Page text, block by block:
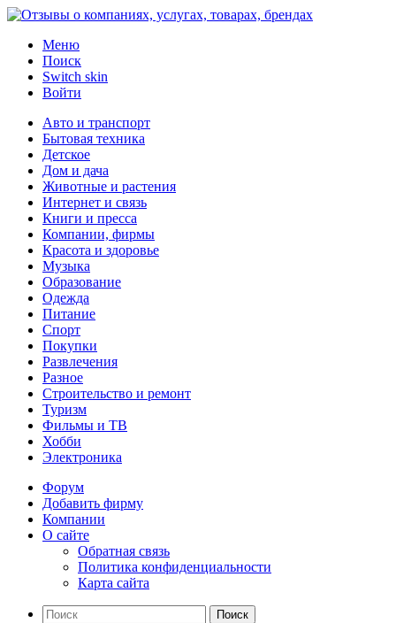
Меню
Поиск
Switch skin
Войти
Авто и транспорт
Бытовая техника
Детское
Дом и дача
Животные и растения
Интернет и связь
Книги и пресса
Компании, фирмы
Красота и здоровье
Музыка
Образование
Одежда
Питание
Спорт
Покупки
Развлечения
Разное
Строительство и ремонт
Туризм
Фильмы и ТВ
Хобби
Электроника
Форум
Добавить фирму
Компании
О сайте
Обратная связь
Политика конфиденциальности
Карта сайта
Поиск